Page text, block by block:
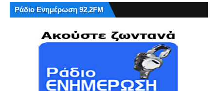
Ράδιο Ενημέρωση 92,2FM